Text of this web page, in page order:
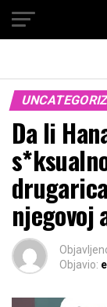
Da li
njegovoj
Objavio: